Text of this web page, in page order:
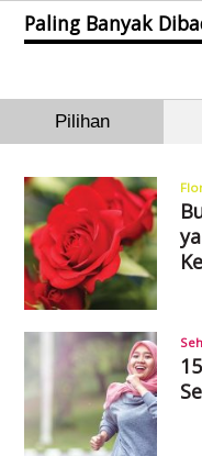
Paling Banyak
Pilihan